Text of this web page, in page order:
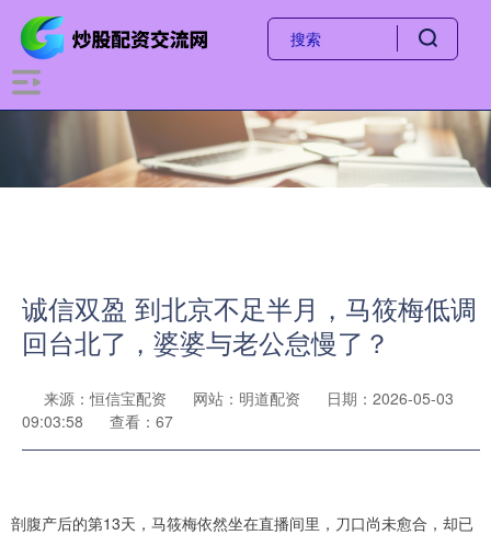
诚信双盈 到北京不足半月，马筱梅低调
回台北了，婆婆与老公怠慢了？
来源：恒信宝配资 网站：明道配资
日期：2026-05-03
09:03:58
查看：67
剖腹产后的第13天，马筱梅依然坐在直播间里，刀口尚未愈合，却已